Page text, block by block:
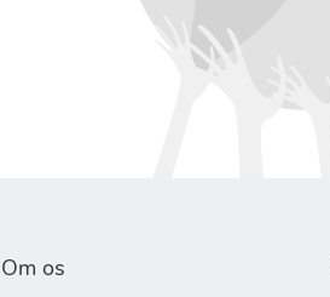
Om os